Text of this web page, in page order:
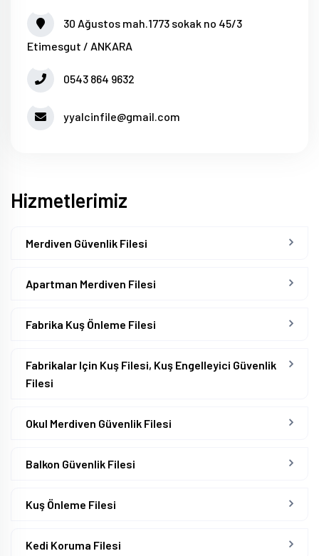
30 Ağustos mah.1773 sokak no 45/3
Etimesgut / ANKARA
0543 864 9632
yyalcinfile@gmail.com
Hizmetlerimiz
Merdiven Güvenlik Filesi
Apartman Merdiven Filesi
Fabrika Kuş Önleme Filesi
Fabrikalar Için Kuş Filesi, Kuş Engelleyici Güvenlik
Filesi
Okul Merdiven Güvenlik Filesi
Balkon Güvenlik Filesi
Kuş Önleme Filesi
Kedi Koruma Filesi